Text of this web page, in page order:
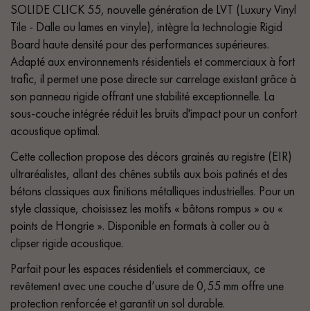
SOLIDE CLICK 55, nouvelle génération de LVT (Luxury Vinyl
Tile - Dalle ou lames en vinyle), intègre la technologie Rigid
Board haute densité pour des performances supérieures.
Adapté aux environnements résidentiels et commerciaux à fort
trafic, il permet une pose directe sur carrelage existant grâce à
son panneau rigide offrant une stabilité exceptionnelle. La
sous-couche intégrée réduit les bruits d'impact pour un confort
acoustique optimal.
Cette collection propose des décors grainés au registre (EIR)
ultraréalistes, allant des chênes subtils aux bois patinés et des
bétons classiques aux finitions métalliques industrielles. Pour un
style classique, choisissez les motifs « bâtons rompus » ou «
points de Hongrie ». Disponible en formats à coller ou à
clipser rigide acoustique.
Parfait pour les espaces résidentiels et commerciaux, ce
revêtement avec une couche d’usure de 0,55 mm offre une
protection renforcée et garantit un sol durable.